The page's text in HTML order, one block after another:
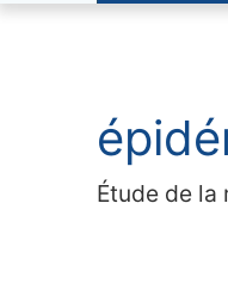
Navigation
Étude de la